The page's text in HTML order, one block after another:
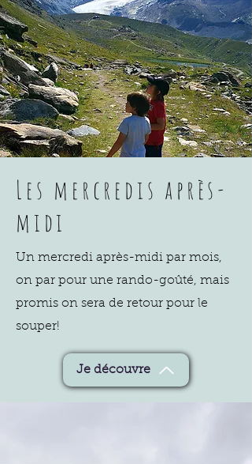
Les mercredis après-
midi
Un mercredi après-midi par mois,
on par pour une rando-goûté, mais
promis on sera de retour pour le
souper!
Je découvre